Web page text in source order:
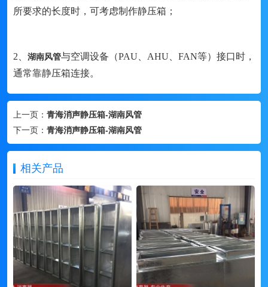
所要求的长度时，可考虑制作静压箱；
2、 湖南风管与空调设备（PAU、AHU、FAN等）接口时，
通常靠静压箱连接。
上一页： 青海消声静压箱-湖南风管
下一页： 青海消声静压箱-湖南风管
相关产品